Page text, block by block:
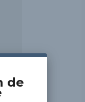
de